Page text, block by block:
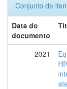
Conjunto de
Data do
documento
2021